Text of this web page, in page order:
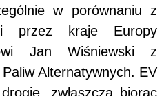
w porównaniu z
przez kraje Europy
Jan Wiśniewski z
Alternatywnych. EV
zwłaszcza biorąc